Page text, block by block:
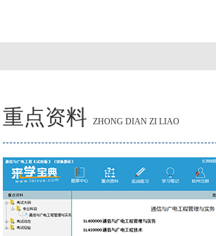
重点资料 ZHONG DIAN ZI LIAO